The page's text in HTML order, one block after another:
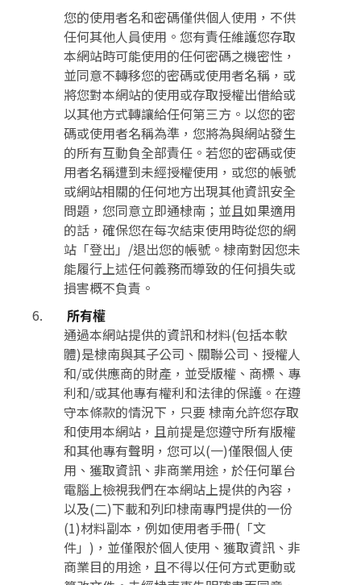
您的使用者名和密碼僅供個人使用，不供
任何其他人員使用。您有責任維護您存取
本網站時可能使用的任何密碼之機密性，
並同意不轉移您的密碼或使用者名稱，或
將您對本網站的使用或存取授權出借給或
以其他方式轉讓給任何第三方。以您的密
碼或使用者名稱為準，您將為與網站發生
的所有互動負全部責任。若您的密碼或使
用者名稱遭到未經授權使用，或您的帳號
或網站相關的任何地方出現其他資訊安全
問題，您同意立即通棣南；並且如果適用
的話，確保您在每次結束使用時從您的網
站「登出」/退出您的帳號。棣南對因您未
能履行上述任何義務而導致的任何損失或
損害概不負責。
所有權
通過本網站提供的資訊和材料(包括本軟
體)是棣南與其子公司、關聯公司、授權人
和/或供應商的財產，並受版權、商標、專
利和/或其他專有權利和法律的保護。在遵
守本條款的情況下，只要 棣南允許您存取
和使用本網站，且前提是您遵守所有版權
和其他專有聲明，您可以(一)僅限個人使
用、獲取資訊、非商業用途，於任何單台
電腦上檢視我們在本網站上提供的內容，
以及(二)下載和列印棣南專門提供的一份
(1)材料副本，例如使用者手冊(「文
件」)，並僅限於個人使用、獲取資訊、非
商業目的用途，且不得以任何方式更動或